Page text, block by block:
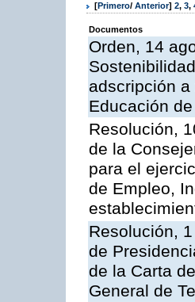
[Primero/ Anterior] 2, 3,
Documentos
Orden, 14
adscripción
Educación
Resolución,
de la
para el
de Empleo,
Resolución,
de
de la Carta
General de